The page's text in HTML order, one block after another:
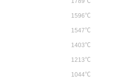
1596℃
1547℃
1403℃
1213℃
1044℃